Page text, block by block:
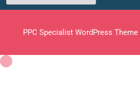
PPC Specialist WordPress Theme